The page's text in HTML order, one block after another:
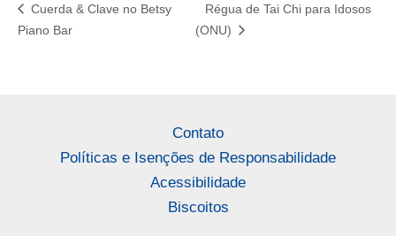
Cuerda & Clave no Betsy
Piano Bar
Régua de Tai Chi para Idosos
(ONU)
Contato
Políticas e Isenções de Responsabilidade
Acessibilidade
Biscoitos